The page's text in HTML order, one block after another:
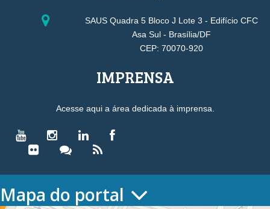
SAUS Quadra 5 Bloco J Lote 3 - Edifício CFC
Asa Sul - Brasília/DF
CEP: 70070-920
IMPRENSA
Acesse aqui a área dedicada à imprensa.
Mapa do portal